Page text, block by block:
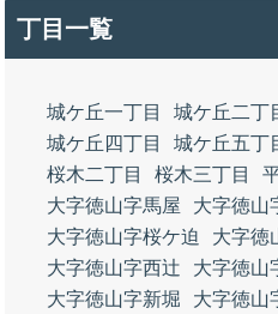
丁目一覧
城ケ丘一丁目 城ケ丘二丁
城ケ丘四丁目
城ケ丘五丁
桜木二丁目
桜木三丁目
大字徳山字馬屋
大字徳山
大字徳山字桜ケ迫
大字徳
大字徳山字西辻
大字徳山
大字徳山字新堀
大字徳山